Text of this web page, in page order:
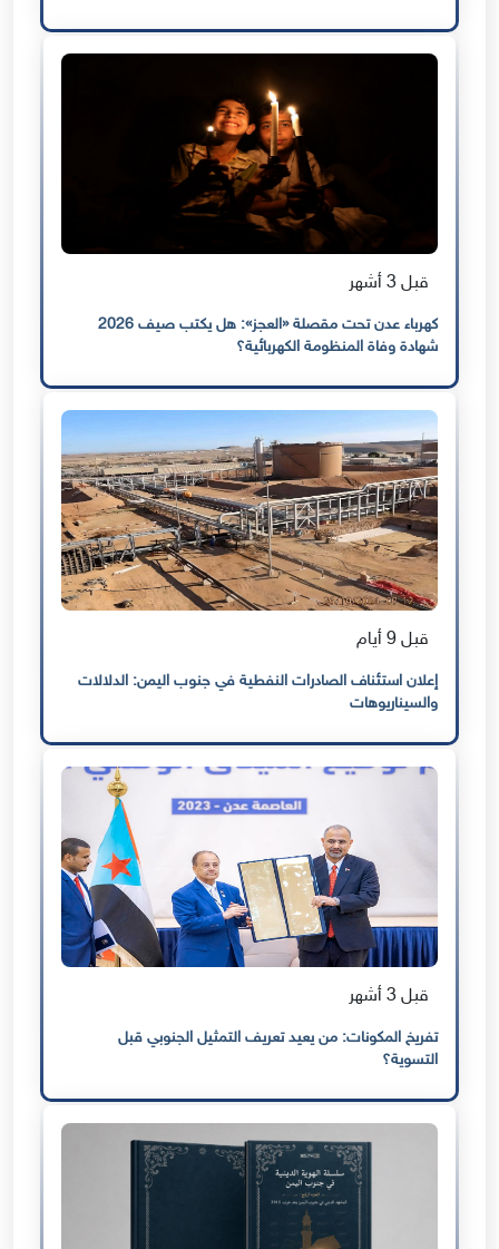
قبل 3 أشهر
كهرباء عدن تحت مقصلة «العجز»: هل يكتب صيف 2026
شهادة وفاة المنظومة الكهربائية؟
قبل 9 أيام
إعلان استئناف الصادرات النفطية في جنوب اليمن: الدلالات
والسيناريوهات
قبل 3 أشهر
تفريخ المكونات: من يعيد تعريف التمثيل الجنوبي قبل
التسوية؟